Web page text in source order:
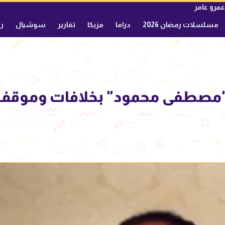
عمرو عامر
مسلسلات رمضان 2026 دراما مزيكا تقارير سوشيال
محمود" بخلافات وموقف